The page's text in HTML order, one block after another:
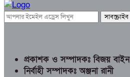
প্রকাশক ও সম্পাদকঃ বিজয় বাইন
নির্বাহী সম্পাদকঃ অঞ্জনা রানী